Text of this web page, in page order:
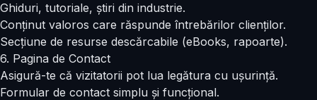
Ghiduri, tutoriale, știri din industrie.
Conținut valoros care răspunde întrebărilor clienților.
Secțiune de resurse descărcabile (eBooks, rapoarte).
6. Pagina de Contact
Asigură-te că vizitatorii pot lua legătura cu ușurință.
Formular de contact simplu și funcțional.